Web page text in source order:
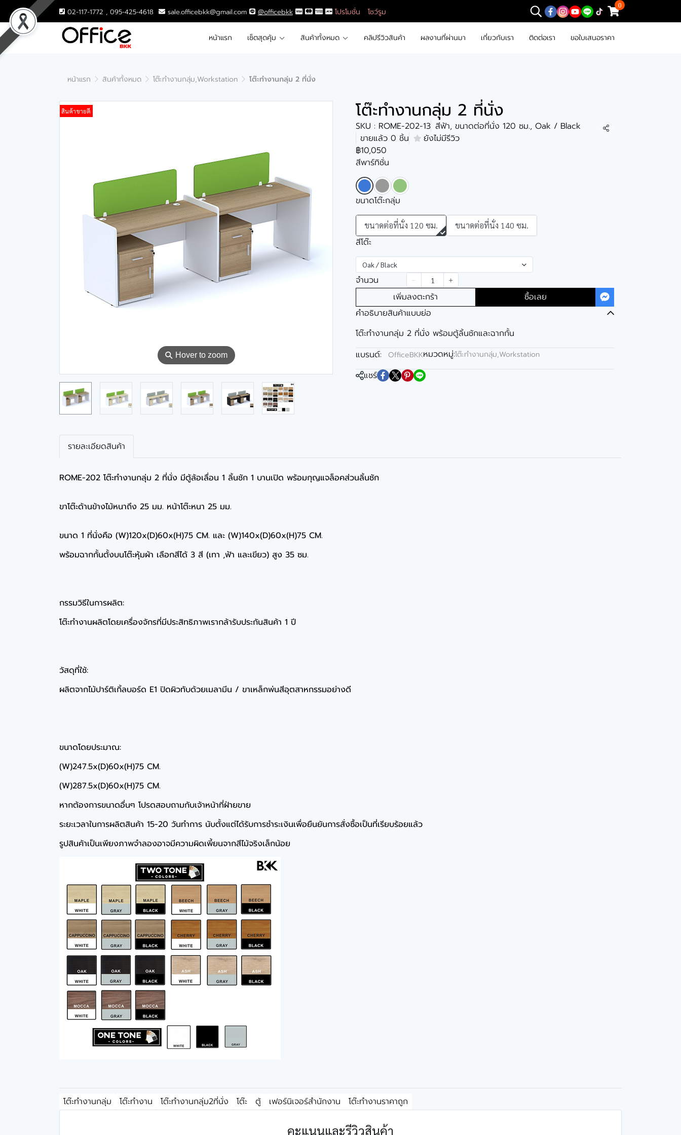
02-117-1772 , 095-425-4618 sale.officebkk@gmail.com @officebkk โปรโมชั่น โชว์รูม
0
หน้าแรก เซ็ตสุดคุ้ม สินค้าทั้งหมด คลิปรีวิวสินค้า ผลงานที่ผ่านมา เกี่ยวกับเรา ติดต่อเรา ขอใบเสนอราคา
หน้าแรก สินค้าทั้งหมด โต๊ะทำงานกลุ่ม,Workstation โต๊ะทำงานกลุ่ม 2 ที่นั่ง
⚲ Hover to zoom
สินค้าขายดี โต๊ะทำงานกลุ่ม 2 ที่นั่ง
SKU : ROME-202-13 สีฟ้า, ขนาดต่อที่นั่ง 120 ซม., Oak / Black
ขายแล้ว 0 ชิ้น
ยังไม่มีรีวิว
แชร์
฿10,050
สีพาร์ทิชั่น
ขนาดโต๊ะกลุ่ม
ขนาดต่อที่นั่ง 120 ซม. ขนาดต่อที่นั่ง 140 ซม.
สีโต๊ะ
Oak / Black
จำนวน
เพิ่มลงตะกร้า
ซื้อเลย
คำอธิบายสินค้าแบบย่อ
โต๊ะทำงานกลุ่ม 2 ที่นั่ง พร้อมตู้ลิ้นชักและฉากกั้น
แบรนด์:
OfficeBKKหมวดหมู่:โต๊ะทำงานกลุ่ม,Workstation
แชร์
รายละเอียดสินค้า
ROME-202 โต๊ะทำงานกลุ่ม 2 ที่นั่ง มีตู้ล้อเลื่อน 1 ลิ้นชัก 1 บานเปิด พร้อมกุญแจล็อคส่วนลิ้นชัก
ขาโต๊ะด้านข้างไม้หนาถึง 25 มม. หน้าโต๊ะหนา 25 มม.
ขนาด 1 ที่นั่งคือ (W)120x(D)60x(H)75 CM. และ (W)140x(D)60x(H)75 CM.
พร้อมฉากกั้นตั้งบนโต๊ะหุ้มผ้า เลือกสีได้ 3 สี (เทา ,ฟ้า และเขียว) สูง 35 ซม.
กรรมวิธีในการผลิต:
โต๊ะทำงานผลิตโดยเครื่องจักรที่มีประสิทธิภาพเรากล้ารับประกันสินค้า 1 ปี
วัสดุที่ใช้:
ผลิตจากไม้ปาร์ติเกิ้ลบอร์ด E1 ปิดผิวทับด้วยเมลามีน / ขาเหล็กพ่นสีอุตสาหกรรมอย่างดี
ขนาดโดยประมาณ:
(W)247.5x(D)60x(H)75 CM.
(W)287.5x(D)60x(H)75 CM.
หากต้องการขนาดอื่นๆ โปรดสอบถามกับเจ้าหน้าที่ฝ่ายขาย
ระยะเวลาในการผลิตสินค้า 15-20 วันทำการ นับตั้งแต่ได้รับการชำระเงินเพื่อยืนยันการสั่งซื้อเป็นที่เรียบร้อยแล้ว
รูปสินค้าเป็นเพียงภาพจำลองอาจมีความผิดเพี้ยนจากสีไม้จริงเล็กน้อย
โต๊ะทำงานกลุ่ม โต๊ะทำงาน โต๊ะทำงานกลุ่ม2ที่นั่ง โต๊ะ ตู้ เฟอร์นิเจอร์สำนักงาน โต๊ะทำงานราคาถูก
คะแนนและรีวิวสินค้า